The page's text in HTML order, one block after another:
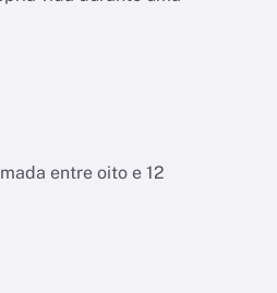
entre oito e 12